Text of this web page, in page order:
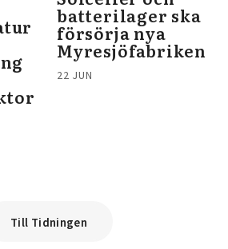
batterilager ska
försörja nya
Myresjöfabriken
22 JUN
Till Tidningen